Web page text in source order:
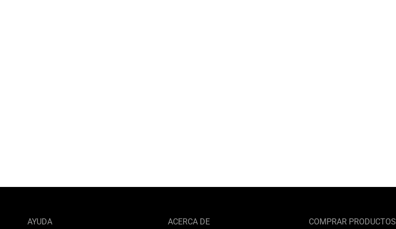
AYUDA ACERCA DE COMPRAR PRODUCTOS